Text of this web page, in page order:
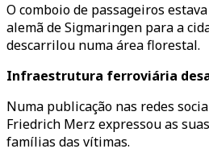
O comboio de passageiros
alemã de Sigmaringen para a
descarrilou numa área florestal.
Infraestrutura ferroviária
Numa publicação nas redes
Friedrich Merz expressou as
famílias das vítimas.